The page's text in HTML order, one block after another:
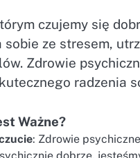
czujemy się
sobie ze stresem,
Zdrowie
radzenia
Ważne?
: Zdrowie